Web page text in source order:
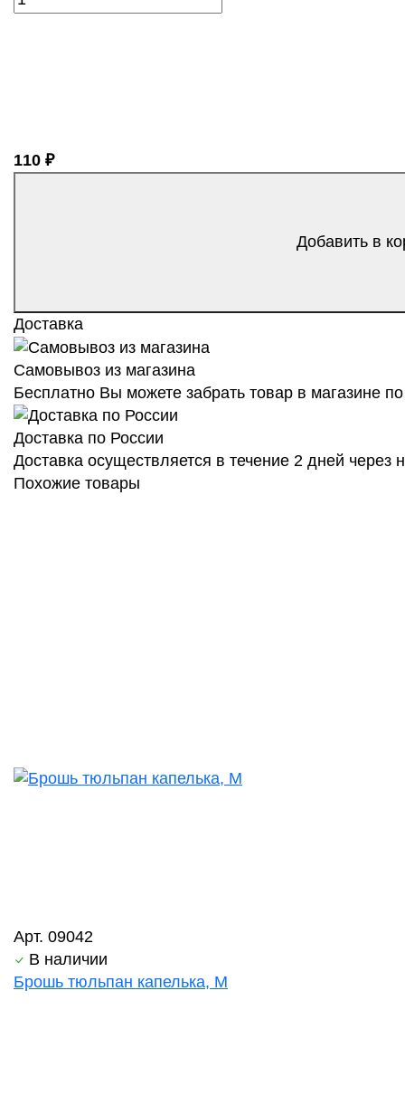
110 ₽
Добавить в
Доставка
Самовывоз из магазина
Бесплатно Вы можете забрать товар в магазине
Доставка по России
Доставка осуществляется в течение 2 дней
Похожие товары
Арт. 09042
В наличии
Брошь тюльпан капелька, М